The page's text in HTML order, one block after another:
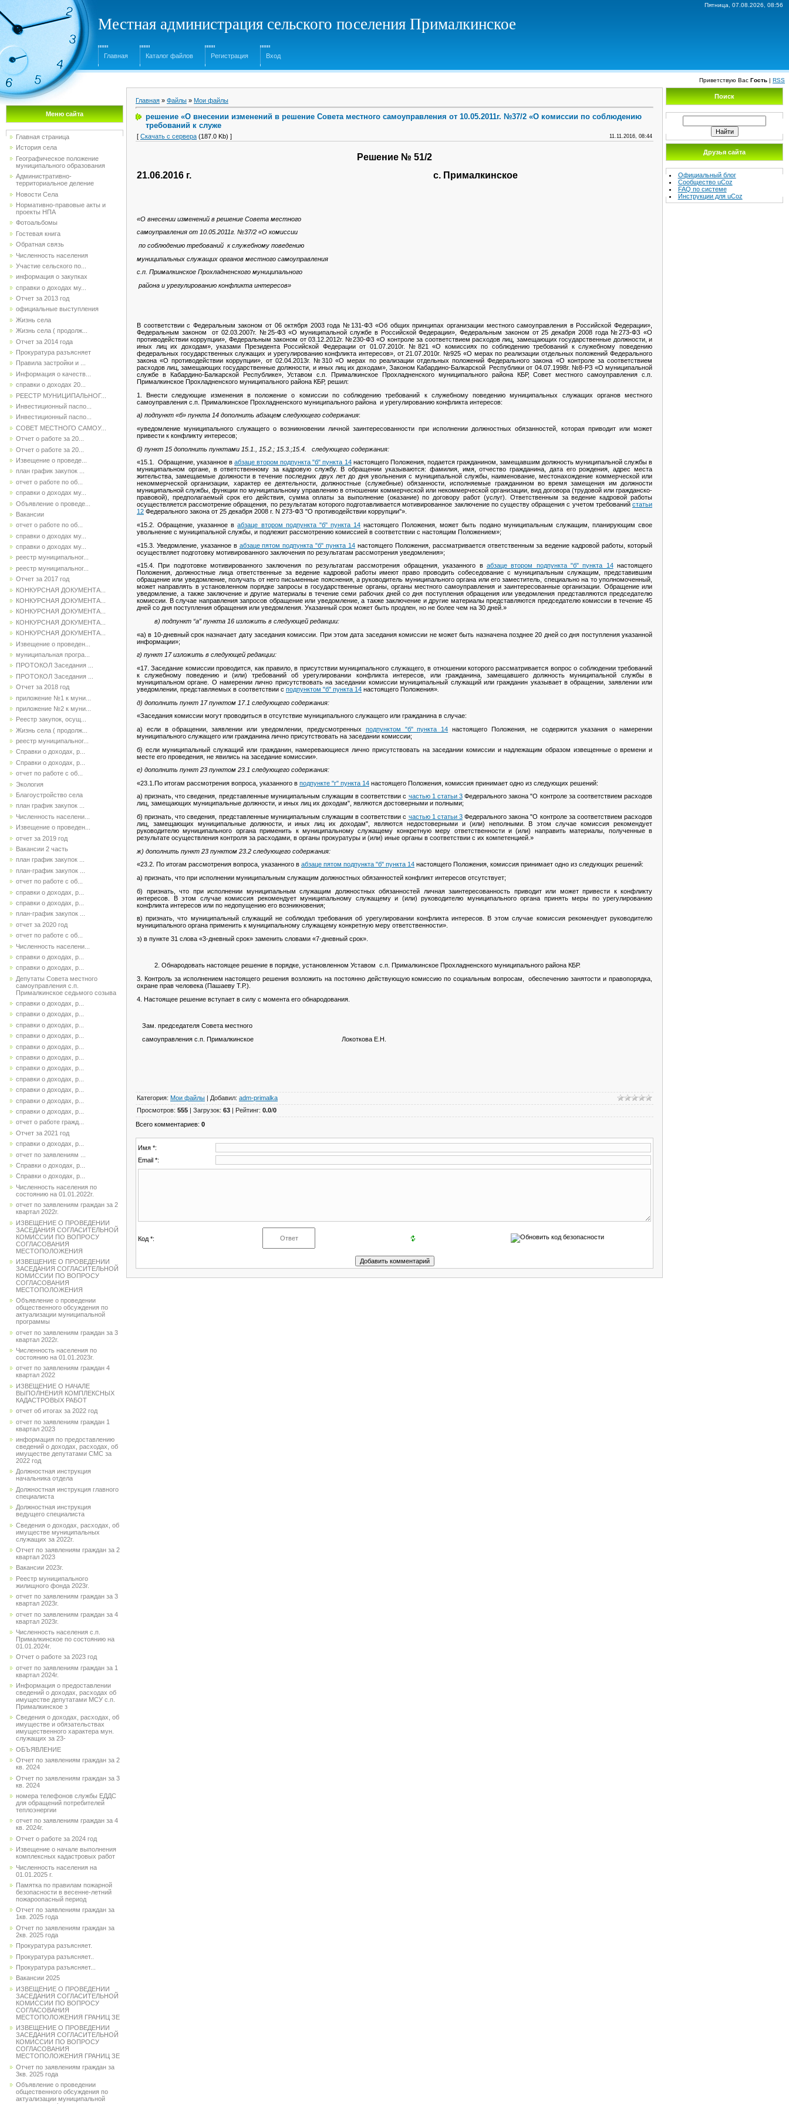
Пятница, 07.08.2026, 08:56
Местная администрация сельского поселения Прималкинское
Главная Каталог файлов Регистрация Вход
Приветствую Вас Гость | RSS
Меню сайта
Главная страница
История села
Географическое положение
муниципального образования
Административно-
территориальное деление
Новости Села
Нормативно-правовые акты и
проекты НПА
Фотоальбомы
Гостевая книга
Обратная связь
Численность населения
Участие сельского по...
информация о закупках
справки о доходах му...
Отчет за 2013 год
официальные выступления
Жизнь села
Жизнь села ( продолж...
Отчет за 2014 года
Прокуратура разъясняет
Правила застройки и ...
Информация о качеств...
справки о доходах 20...
РЕЕСТР МУНИЦИПАЛЬНОГ...
Инвестиционный паспо...
Инвестиционный паспо...
СОВЕТ МЕСТНОГО САМОУ...
Отчет о работе за 20...
Отчет о работе за 20...
Извещение о проведе...
план график закупок ...
отчет о работе по об...
справки о доходах му...
Объявление о проведе...
Вакансии
отчет о работе по об...
справки о доходах му...
справки о доходах му...
реестр муниципальног...
реестр муниципальног...
Отчет за 2017 год
КОНКУРСНАЯ ДОКУМЕНТА...
КОНКУРСНАЯ ДОКУМЕНТА...
КОНКУРСНАЯ ДОКУМЕНТА...
КОНКУРСНАЯ ДОКУМЕНТА...
КОНКУРСНАЯ ДОКУМЕНТА...
Извещение о проведен...
муниципальная програ...
ПРОТОКОЛ Заседания ...
ПРОТОКОЛ Заседания ...
Отчет за 2018 год
приложение №1 к муни...
приложение №2 к муни...
Реестр закупок, осущ...
Жизнь села ( продолж...
реестр муниципальног...
Справки о доходах, р...
Справки о доходах, р...
отчет по работе с об...
Экология
Благоустройство села
план график закупок ...
Численность населени...
Извещение о проведен...
отчет за 2019 год
Вакансии 2 часть
план график закупок ...
план-график закупок ...
отчет по работе с об...
справки о доходах, р...
справки о доходах, р...
план-график закупок ...
отчет за 2020 год
отчет по работе с об...
Численность населени...
справки о доходах, р...
справки о доходах, р...
Депутаты Совета местного
самоуправления с.п.
Прималкинское седьмого созыва
справки о доходах, р...
справки о доходах, р...
справки о доходах, р...
справки о доходах, р...
справки о доходах, р...
справки о доходах, р...
справки о доходах, р...
справки о доходах, р...
справки о доходах, р...
справки о доходах, р...
справки о доходах, р...
отчет о работе гражд...
Отчет за 2021 год
справки о доходах, р...
отчет по заявлениям ...
Справки о доходах, р...
Справки о доходах, р...
Численность населения по
состоянию на 01.01.2022г.
отчет по заявлениям граждан за 2
квартал 2022г.
ИЗВЕЩЕНИЕ О ПРОВЕДЕНИИ
ЗАСЕДАНИЯ СОГЛАСИТЕЛЬНОЙ
КОМИССИИ ПО ВОПРОСУ
СОГЛАСОВАНИЯ
МЕСТОПОЛОЖЕНИЯ
ИЗВЕЩЕНИЕ О ПРОВЕДЕНИИ
ЗАСЕДАНИЯ СОГЛАСИТЕЛЬНОЙ
КОМИССИИ ПО ВОПРОСУ
СОГЛАСОВАНИЯ
МЕСТОПОЛОЖЕНИЯ
Объявление о проведении
общественного обсуждения по
актуализации муниципальной
программы
отчет по заявлениям граждан за 3
квартал 2022г.
Численность населения по
состоянию на 01.01.2023г.
отчет по заявлениям граждан 4
квартал 2022
ИЗВЕЩЕНИЕ О НАЧАЛЕ
ВЫПОЛНЕНИЯ КОМПЛЕКСНЫХ
КАДАСТРОВЫХ РАБОТ
отчет об итогах за 2022 год
отчет по заявлениям граждан 1
квартал 2023
информация по предоставлению
сведений о доходах, расходах, об
имуществе депутатами СМС за
2022 год
Должностная инструкция
начальника отдела
Должностная инструкция главного
специалиста
Должностная инструкция
ведущего специалиста
Сведения о доходах, расходах, об
имуществе муниципальных
служащих за 2022г.
Отчет по заявлениям граждан за 2
квартал 2023
Вакансии 2023г.
Реестр муниципального
жилищного фонда 2023г.
отчет по заявлениям граждан за 3
квартал 2023г.
отчет по заявлениям граждан за 4
квартал 2023г.
Численность населения с.п.
Прималкинское по состоянию на
01.01.2024г.
Отчет о работе за 2023 год
отчет по заявлениям граждан за 1
квартал 2024г.
Информация о предоставлении
сведений о доходах, расходах об
имуществе депутатами МСУ с.п.
Прималкинское з
Сведения о доходах, расходах, об
имуществе и обязательствах
имущественного характера мун.
служащих за 23-
ОБЪЯВЛЕНИЕ
Отчет по заявлениям граждан за 2
кв. 2024
Отчет по заявлениям граждан за 3
кв. 2024
номера телефонов службы ЕДДС
для обращений потребителей
теплоэнергии
отчет по заявлениям граждан за 4
кв. 2024г.
Отчет о работе за 2024 год
Извещение о начале выполнения
комплексных кадастровых работ
Численность населения на
01.01.2025 г.
Памятка по правилам пожарной
безопасности в весенне-летний
пожароопасный период
Отчет по заявлениям граждан за
1кв. 2025 года
Отчет по заявлениям граждан за
2кв. 2025 года
Прокуратура разъясняет.
Прокуратура разъясняет..
Прокуратура разъясняет...
Вакансии 2025
ИЗВЕЩЕНИЕ О ПРОВЕДЕНИИ
ЗАСЕДАНИЯ СОГЛАСИТЕЛЬНОЙ
КОМИССИИ ПО ВОПРОСУ
СОГЛАСОВАНИЯ
МЕСТОПОЛОЖЕНИЯ ГРАНИЦ ЗЕ
ИЗВЕЩЕНИЕ О ПРОВЕДЕНИИ
ЗАСЕДАНИЯ СОГЛАСИТЕЛЬНОЙ
КОМИССИИ ПО ВОПРОСУ
СОГЛАСОВАНИЯ
МЕСТОПОЛОЖЕНИЯ ГРАНИЦ ЗЕ
Отчет по заявлениям граждан за
3кв. 2025 года
Объявление о проведении
общественного обсуждения по
актуализации муниципальной
Главная » Файлы » Мои файлы
решение «О внесении изменений в решение Совета местного самоуправления от 10.05.2011г. №37/2 «О комиссии по соблюдению
требований к служе
[ Скачать с сервера (187.0 Kb) ] 11.11.2016, 08:44
Решение № 51/2
21.06.2016 г. с. Прималкинское
«О внесении изменений в решение Совета местного
самоуправления от 10.05.2011г. №37/2 «О комиссии
по соблюдению требований к служебному поведению
муниципальных служащих органов местного самоуправления
с.п. Прималкинское Прохладненского муниципального
района и урегулированию конфликта интересов»
В соответствии с Федеральным законом от 06 октября 2003 года №131-ФЗ «Об общих принципах организации местного самоуправления в Российской Федерации»,
Федеральным законом от 02.03.2007г. №25-ФЗ «О муниципальной службе в Российской Федерации», Федеральным законом от 25 декабря 2008 года №273-ФЗ «О
противодействии коррупции», Федеральным законом от 03.12.2012г. №230-ФЗ «О контроле за соответствием расходов лиц, замещающих государственные должности, и
иных лиц их доходам», указами Президента Российской Федерации от 01.07.2010г. №821 «О комиссиях по соблюдению требований к служебному поведению
федеральных государственных служащих и урегулированию конфликта интересов», от 21.07.2010г. №925 «О мерах по реализации отдельных положений Федерального
закона «О противодействии коррупции», от 02.04.2013г. №310 «О мерах по реализации отдельных положений Федерального закона «О контроле за соответствием
расходов лиц, замещающих государственные должности, и иных лиц их доходам», Законом Кабардино-Балкарской Республики от 04.07.1998г. №8-РЗ «О муниципальной
службе в Кабардино-Балкарской Республике», Уставом с.п. Прималкинское Прохладненского муниципального района КБР, Совет местного самоуправления с.п.
Прималкинское Прохладненского муниципального района КБР, решил:
1. Внести следующие изменения в положение о комиссии по соблюдению требований к служебному поведению муниципальных служащих органов местного
самоуправления с.п. Прималкинское Прохладненского муниципального района и урегулированию конфликта интересов:
а) подпункт «б» пункта 14 дополнить абзацем следующего содержания:
«уведомление муниципального служащего о возникновении личной заинтересованности при исполнении должностных обязанностей, которая приводит или может
привести к конфликту интересов;
б) пункт 15 дополнить пунктами 15.1., 15.2.; 15.3.;15.4. следующего содержания:
«15.1. Обращение, указанное вабзаце втором подпункта "б" пункта 14настоящего Положения, подается гражданином, замещавшим должность муниципальной службы в
муниципальном органе, в ответственному за кадровую службу. В обращении указываются: фамилия, имя, отчество гражданина, дата его рождения, адрес места
жительства, замещаемые должности в течение последних двух лет до дня увольнения с муниципальной службы, наименование, местонахождение коммерческой или
некоммерческой организации, характер ее деятельности, должностные (служебные) обязанности, исполняемые гражданином во время замещения им должности
муниципальной службы, функции по муниципальному управлению в отношении коммерческой или некоммерческой организации, вид договора (трудовой или гражданско-
правовой), предполагаемый срок его действия, сумма оплаты за выполнение (оказание) по договору работ (услуг). Ответственным за ведение кадровой работы
осуществляется рассмотрение обращения, по результатам которого подготавливается мотивированное заключение по существу обращения с учетом требований статьи
12 Федерального закона от 25 декабря 2008 г. N 273-ФЗ "О противодействии коррупции"».
«15.2. Обращение, указанное вабзаце втором подпункта "б" пункта 14 настоящего Положения, может быть подано муниципальным служащим, планирующим свое
увольнение с муниципальной службы, и подлежит рассмотрению комиссией в соответствии с настоящим Положением»;
«15.3. Уведомление, указанное в абзаце пятом подпункта "б" пункта 14 настоящего Положения, рассматривается ответственным за ведение кадровой работы, который
осуществляет подготовку мотивированного заключения по результатам рассмотрения уведомления»;
«15.4. При подготовке мотивированного заключения по результатам рассмотрения обращения, указанного в абзаце втором подпункта "б" пункта 14настоящего
Положения, должностные лица ответственные за ведение кадровой работы имеют право проводить собеседование с муниципальным служащим, представившим
обращение или уведомление, получать от него письменные пояснения, а руководитель муниципального органа или его заместитель, специально на то уполномоченный,
может направлять в установленном порядке запросы в государственные органы, органы местного самоуправления и заинтересованные организации. Обращение или
уведомление, а также заключение и другие материалы в течение семи рабочих дней со дня поступления обращения или уведомления представляются председателю
комиссии. В случае направления запросов обращение или уведомление, а также заключение и другие материалы представляются председателю комиссии в течение 45
дней со дня поступления обращения или уведомления. Указанный срок может быть продлен, но не более чем на 30 дней.»
в) подпункт “а” пункта 16 изложить в следующей редакции:
«а) в 10-дневный срок назначает дату заседания комиссии. При этом дата заседания комиссии не может быть назначена позднее 20 дней со дня поступления указанной
информации»;
г) пункт 17 изложить в следующей редакции:
«17. Заседание комиссии проводится, как правило, в присутствии муниципального служащего, в отношении которого рассматривается вопрос о соблюдении требований
к служебному поведению и (или) требований об урегулировании конфликта интересов, или гражданина, замещавшего должность муниципальной службы в
муниципальном органе. О намерении лично присутствовать на заседании комиссии муниципальный служащий или гражданин указывает в обращении, заявлении или
уведомлении, представляемых в соответствии с подпунктом "б" пункта 14 настоящего Положения»
д) дополнить пункт 17 пунктом 17.1 следующего содержания:
«Заседания комиссии могут проводиться в отсутствие муниципального служащего или гражданина в случае:
а) если в обращении, заявлении или уведомлении, предусмотренных подпунктом "б" пункта 14 настоящего Положения, не содержится указания о намерении
муниципального служащего или гражданина лично присутствовать на заседании комиссии;
б) если муниципальный служащий или гражданин, намеревающиеся лично присутствовать на заседании комиссии и надлежащим образом извещенные о времени и
месте его проведения, не явились на заседание комиссии».
е) дополнить пункт 23 пунктом 23.1 следующего содержания:
«23.1.По итогам рассмотрения вопроса, указанного в подпункте "г" пункта 14 настоящего Положения, комиссия принимает одно из следующих решений:
а) признать, что сведения, представленные муниципальным служащим в соответствии с частью 1 статьи 3Федерального закона "О контроле за соответствием расходов
лиц, замещающих муниципальные должности, и иных лиц их доходам", являются достоверными и полными;
б) признать, что сведения, представленные муниципальным служащим в соответствии с частью 1 статьи 3Федерального закона "О контроле за соответствием расходов
лиц, замещающих муниципальные должности, и иных лиц их доходам", являются недостоверными и (или) неполными. В этом случае комиссия рекомендует
руководителю муниципального органа применить к муниципальному служащему конкретную меру ответственности и (или) направить материалы, полученные в
результате осуществления контроля за расходами, в органы прокуратуры и (или) иные органы в соответствии с их компетенцией.»
ж) дополнить пункт 23 пунктом 23.2 следующего содержания:
«23.2. По итогам рассмотрения вопроса, указанного в абзаце пятом подпункта "б" пункта 14 настоящего Положения, комиссия принимает одно из следующих решений:
а) признать, что при исполнении муниципальным служащим должностных обязанностей конфликт интересов отсутствует;
б) признать, что при исполнении муниципальным служащим должностных обязанностей личная заинтересованность приводит или может привести к конфликту
интересов. В этом случае комиссия рекомендует муниципальному служащему и (или) руководителю муниципального органа принять меры по урегулированию
конфликта интересов или по недопущению его возникновения;
в) признать, что муниципальный служащий не соблюдал требования об урегулировании конфликта интересов. В этом случае комиссия рекомендует руководителю
муниципального органа применить к муниципальному служащему конкретную меру ответственности».
з) в пункте 31 слова «3-дневный срок» заменить словами «7-дневный срок».
2. Обнародовать настоящее решение в порядке, установленном Уставом с.п. Прималкинское Прохладненского муниципального района КБР.
3. Контроль за исполнением настоящего решения возложить на постоянно действующую комиссию по социальным вопросам, обеспечению занятости и правопорядка,
охране прав человека (Пашаеву Т.Р.).
4. Настоящее решение вступает в силу с момента его обнародования.
Зам. председателя Совета местного
самоуправления с.п. Прималкинское Локоткова Е.Н.
Категория: Мои файлы | Добавил: adm-primalka
Просмотров: 555 | Загрузок: 63 | Рейтинг: 0.0/0
Всего комментариев: 0
Имя *:
Email *:
Код *:
Поиск
Друзья сайта
Официальный блог
Сообщество uCoz
FAQ по системе
Инструкции для uCoz